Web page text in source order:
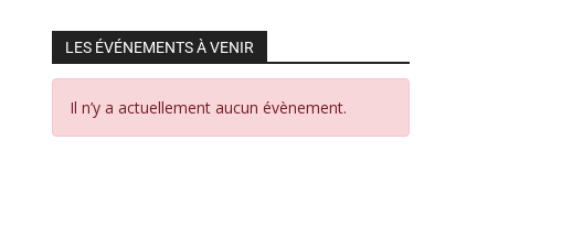
LES ÉVÉNEMENTS À VENIR
Il n’y a actuellement aucun évènement.